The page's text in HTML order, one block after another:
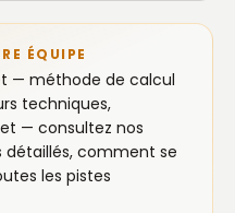
ÉQUIPE
— méthode de calcul
techniques,
— consultez nos
détaillés, comment se
les pistes